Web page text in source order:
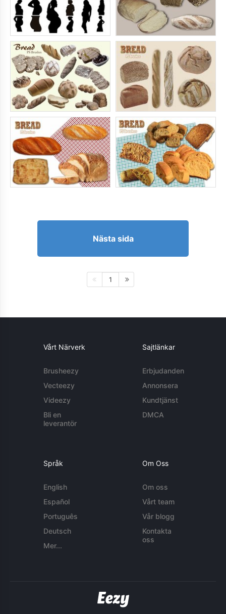
Nästa sida
1
Vårt Närverk
Brusheezy
Vecteezy
Videezy
Bli en
leverantör
Sajtlänkar
Erbjudanden
Annonsera
Kundtjänst
DMCA
Språk
English
Español
Português
Deutsch
Mer...
Om Oss
Om oss
Vårt team
Vår blogg
Kontakta
oss